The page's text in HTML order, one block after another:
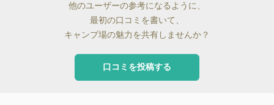
他のユーザーの参考になるように、
最初の口コミを書いて、
キャンプ場の魅力を共有しませんか？
口コミを投稿する